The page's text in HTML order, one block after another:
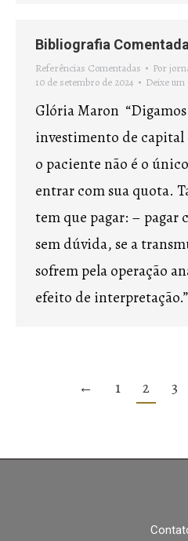
Bibliografia
Referências Comentadas Por
10 de setembro de 2024
Deixe
Glória Maron
investimento de capital
o paciente não é o
entrar com sua quota.
tem que pagar: – pagar
sem dúvida, se a
sofrem pela operação
efeito de
← 1 2 3